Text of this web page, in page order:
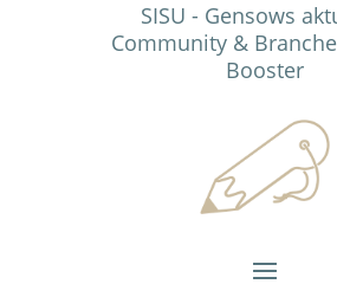
SISU - Gensows
Community &
Booster